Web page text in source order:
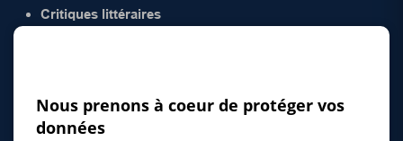
Critiques littéraires
Nous prenons à coeur de protéger vos
données